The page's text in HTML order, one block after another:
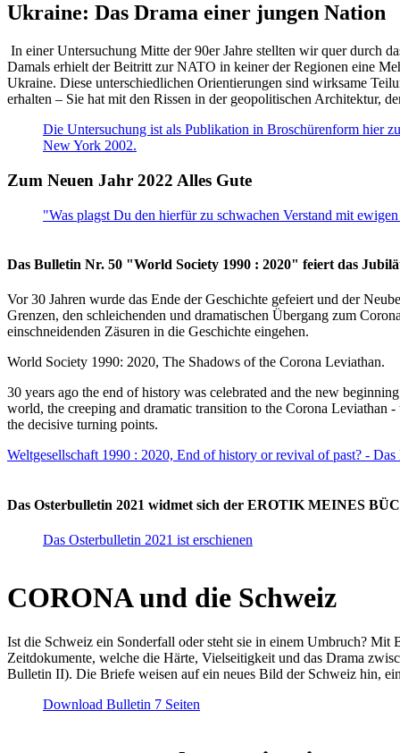
Ukraine: Das Drama einer jungen Nation
In einer Untersuchung Mitte der 90er Jahre stellten wir quer durch
Damals erhielt der Beitritt zur NATO in keiner der Regionen eine
Ukraine. Diese unterschiedlichen Orientierungen sind wirksame
erhalten – Sie hat mit den Rissen in der geopolitischen Architektur,
Die Untersuchung ist als Publikation in Broschürenform hier
New York 2002.
Zum Neuen Jahr 2022 Alles Gute
"Was plagst Du den hierfür zu schwachen Verstand mit
Das Bulletin Nr. 50 "World Society 1990 : 2020" feiert das
Vor 30 Jahren wurde das Ende der Geschichte gefeiert und der
Grenzen, den schleichenden und dramatischen Übergang zum
einschneidenden Zäsuren in die Geschichte eingehen.
World Society 1990: 2020, The Shadows of the Corona Leviathan.
30 years ago the end of history was celebrated and the new
world, the creeping and dramatic transition to the Corona Leviathan
the decisive turning points.
Weltgesellschaft 1990 : 2020, End of history or revival of past? -
Das Osterbulletin 2021 widmet sich der EROTIK MEINES
Das Osterbulletin 2021 ist erschienen
CORONA und die Schweiz
Ist die Schweiz ein Sonderfall oder steht sie in einem Umbruch? Mit
Zeitdokumente, welche die Härte, Vielseitigkeit und das Drama
Bulletin II). Die Briefe weisen auf ein neues Bild der Schweiz hin,
Download Bulletin 7 Seiten